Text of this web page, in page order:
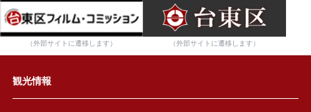
（外部サイトに遷移します） （外部サイトに遷移します）
観光情報